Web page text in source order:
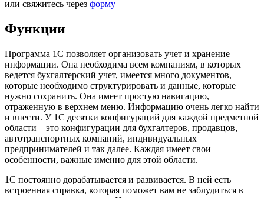
или свяжитесь через форму
Функции
Программа 1С позволяет организовать учет и хранение
информации. Она необходима всем компаниям, в которых
ведется бухгалтерский учет, имеется много документов,
которые необходимо структурировать и данные, которые
нужно сохранить. Она имеет простую навигацию,
отраженную в верхнем меню. Информацию очень легко найти
и внести. У 1С десятки конфигураций для каждой предметной
области – это конфигурации для бухгалтеров, продавцов,
автотранспортных компаний, индивидуальных
предпринимателей и так далее. Каждая имеет свои
особенности, важные именно для этой области.
1С постоянно дорабатывается и развивается. В ней есть
встроенная справка, которая поможет вам не заблудиться в